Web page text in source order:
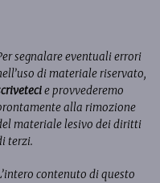
segnalare eventuali errori
di materiale riservato,
e provvederemo
alla rimozione
materiale lesivo dei diritti
terzi.
contenuto di questo